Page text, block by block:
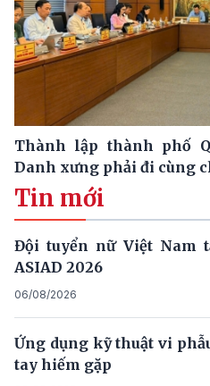
Thành lập thành phố
Danh xưng phải đi cùng
Tin mới
Đội tuyển nữ Việt Nam
ASIAD 2026
06/08/2026
Ứng dụng kỹ thuật vi
tay hiếm gặp